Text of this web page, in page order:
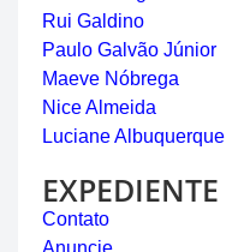
Rui Galdino
Paulo Galvão Júnior
Maeve Nóbrega
Nice Almeida
Luciane Albuquerque
EXPEDIENTE
Contato
Anuncie